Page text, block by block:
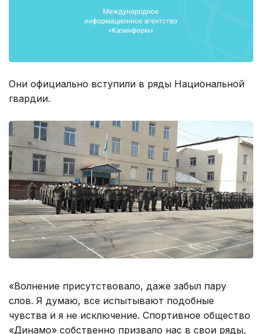
Они официально вступили в ряды Национальной
гвардии.
«Волнение присутствовало, даже забыл пару
слов. Я думаю, все испытывают подобные
чувства и я не исключение. Спортивное общество
«Динамо» собственно призвало нас в свои ряды,